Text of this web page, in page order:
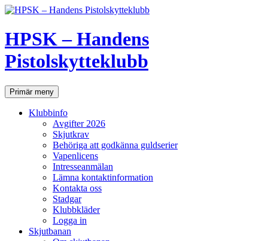
Hoppa
innehåll
HPSK – Handens
Pistolskytteklubb
SökPrimär meny
Klubbinfo
Avgifter 2026
Skjutkrav
Behöriga att godkänna guldserier
Vapenlicens
Intresseanmälan
Lämna kontaktinformation
Kontakta oss
Stadgar
Klubbkläder
Logga in
Skjutbanan